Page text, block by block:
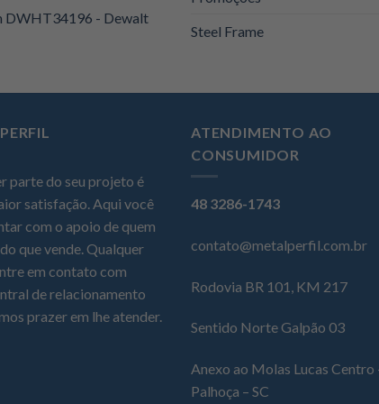
DWHT34196 - Dewalt
Steel Frame
parte do seu projeto é
satisfação. Aqui você
com o apoio de quem
que vende. Qualquer
em contato com
de relacionamento
prazer em lhe atender.
ATENDIMENTO AO
CONSUMIDOR
48 3286-1743
contato@metalperfil.com.br
Rodovia BR 101, KM 217
Sentido Norte Galpão 03
Anexo ao Molas Lucas Centro
Palhoça – SC